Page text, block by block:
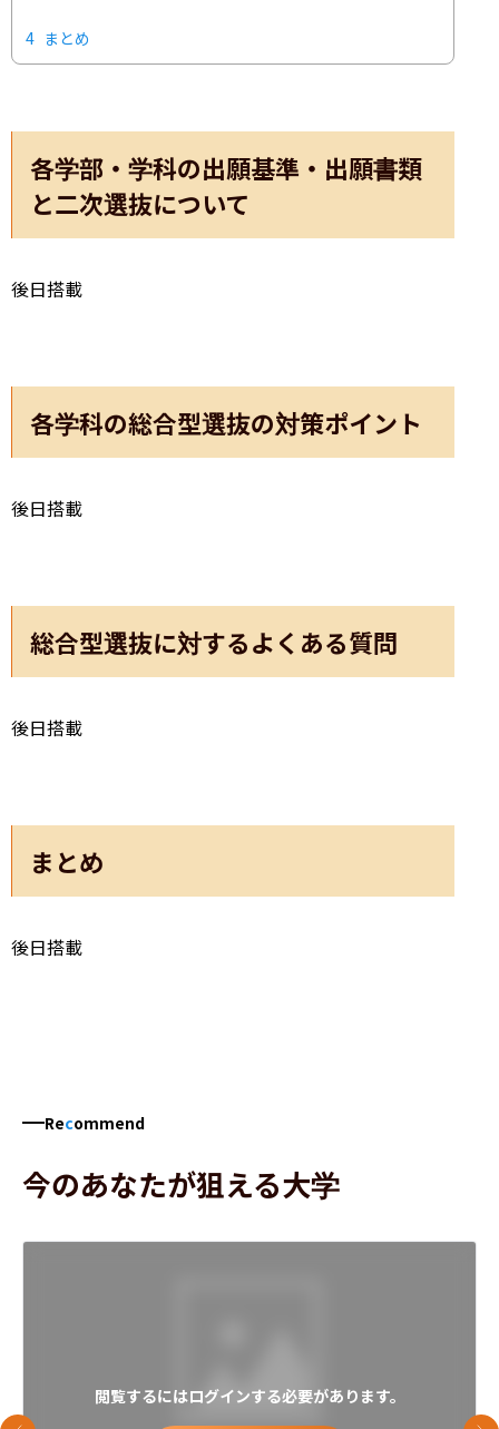
4 まとめ
各学部・学科の出願基準・出願書類
と二次選抜について
後日搭載
各学科の総合型選抜の対策ポイント
後日搭載
総合型選抜に対するよくある質問
後日搭載
まとめ
後日搭載
Recommend
今のあなたが狙える大学
閲覧するにはログインする必要があります。